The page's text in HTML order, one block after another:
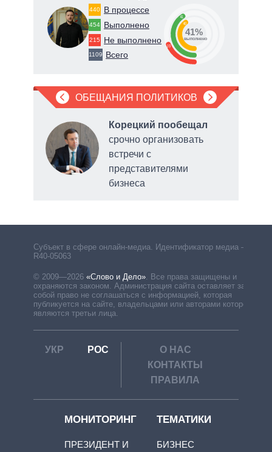
440 В процессе
454 Выполнено
215 Не выполнено
1109 Всего
19
41
40
41%
выполнено
ОБЕЩАНИЯ ПОЛИТИКОВ
Корецкий пообещал
срочно организовать
встречи с
представителями
бизнеса
Субъект в сфере онлайн-медиа. Идентификатор медиа –
R40-05063
© 2009—2026 «Слово и Дело». Все права защищены и
охраняются законом. Администрация сайта оставляет за
собой право не соглашаться с информацией, которая
публикуется на сайте, владельцами или авторами которой
являются третьи лица.
УКР РОС
О НАС
КОНТАКТЫ
ПРАВИЛА
МОНИТОРИНГ
ПРЕЗИДЕНТ И
ТЕМАТИКИ
БИЗНЕС